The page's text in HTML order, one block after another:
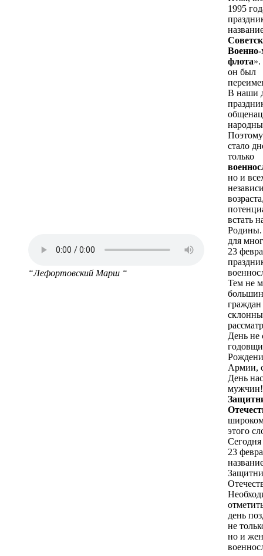
“Лефортовский Марш “
1995
Военно-
флота
он был
В наши
стало
только
но и
встать
Родины.
для
23
Тем не
склонны
День не
Армии,
День
мужчин!
этого
23
день
не
но и